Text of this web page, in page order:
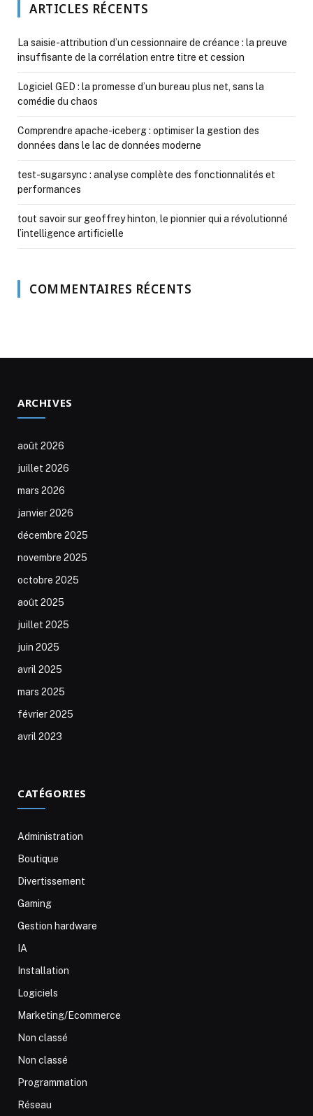
ARTICLES RÉCENTS
La saisie-attribution d’un cessionnaire de créance : la preuve
insuffisante de la corrélation entre titre et cession
Logiciel GED : la promesse d’un bureau plus net, sans la
comédie du chaos
Comprendre apache-iceberg : optimiser la gestion des
données dans le lac de données moderne
test-sugarsync : analyse complète des fonctionnalités et
performances
tout savoir sur geoffrey hinton, le pionnier qui a révolutionné
l’intelligence artificielle
COMMENTAIRES RÉCENTS
ARCHIVES
août 2026
juillet 2026
mars 2026
janvier 2026
décembre 2025
novembre 2025
octobre 2025
août 2025
juillet 2025
juin 2025
avril 2025
mars 2025
février 2025
avril 2023
CATÉGORIES
Administration
Boutique
Divertissement
Gaming
Gestion hardware
IA
Installation
Logiciels
Marketing/Ecommerce
Non classé
Non classé
Programmation
Réseau